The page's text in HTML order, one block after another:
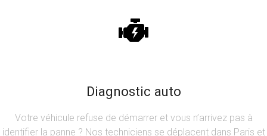
Diagnostic auto
Votre véhicule refuse de démarrer et vous n’arrivez pas à
identifier la panne ? Nos techniciens se déplacent dans Paris et